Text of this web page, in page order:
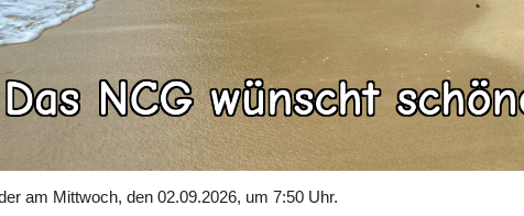
am Mittwoch, den 02.09.2026, um 7:50 Uhr.